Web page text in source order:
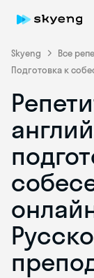
Skyeng Все
Подготовка к
Skyeng